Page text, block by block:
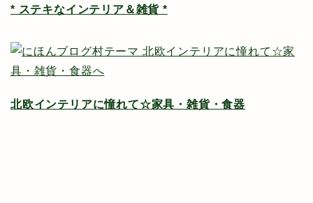
* ステキなインテリア＆雑貨 *
北欧インテリアに憧れて☆家具・雑貨・食器